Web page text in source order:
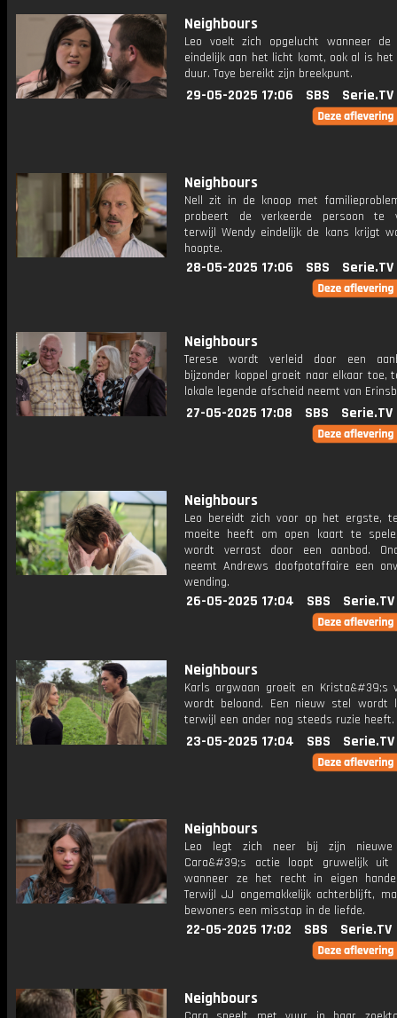
Neighbours
Leo voelt zich opgelucht wanneer de
eindelijk aan het licht komt, ook al is
duur. Taye bereikt zijn breekpunt.
29-05-2025 17:06 SBS Serie.TV
Neighbours
Nell zit in de knoop met
probeert de verkeerde persoon te
terwijl Wendy eindelijk de kans krijgt
hoopte.
28-05-2025 17:06 SBS Serie.TV
Neighbours
Terese wordt verleid door een
bijzonder koppel groeit naar elkaar toe,
lokale legende afscheid neemt van
27-05-2025 17:08 SBS Serie.TV
Neighbours
Leo bereidt zich voor op het ergste,
moeite heeft om open kaart te
wordt verrast door een aanbod.
neemt Andrews doofpotaffaire een
wending.
26-05-2025 17:04 SBS Serie.TV
Neighbours
Karls argwaan groeit en Krista&#39;s
wordt beloond. Een nieuw stel wordt
terwijl een ander nog steeds ruzie heeft.
23-05-2025 17:04 SBS Serie.TV
Neighbours
Leo legt zich neer bij zijn nieuwe
Cara&#39;s actie loopt gruwelijk uit
wanneer ze het recht in eigen
Terwijl JJ ongemakkelijk achterblijft,
bewoners een misstap in de liefde.
22-05-2025 17:02 SBS Serie.TV
Neighbours